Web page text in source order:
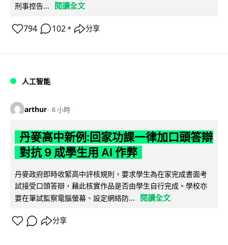
刑事控告...
閱讀全文
794 102 ↗ 分享
人工智能
arthur 6 小時
丹麥高中新例:回家功課一律加口頭答辯
對抗 9 成學生用 AI 作弊
丹麥政府即時收緊高中評核規則，要求學生為在家完成書面考
試接受口頭答辯，藉此核實作品是否由學生自行完成。學校亦
要在筆試監察電腦螢幕、設定網絡防...
閱讀全文
分享